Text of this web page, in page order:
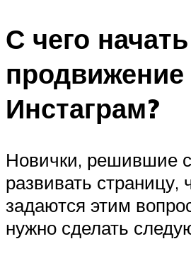
С чего начать
продвижение
Инстаграм?
Новички, решившие
развивать страницу,
задаются этим
нужно сделать